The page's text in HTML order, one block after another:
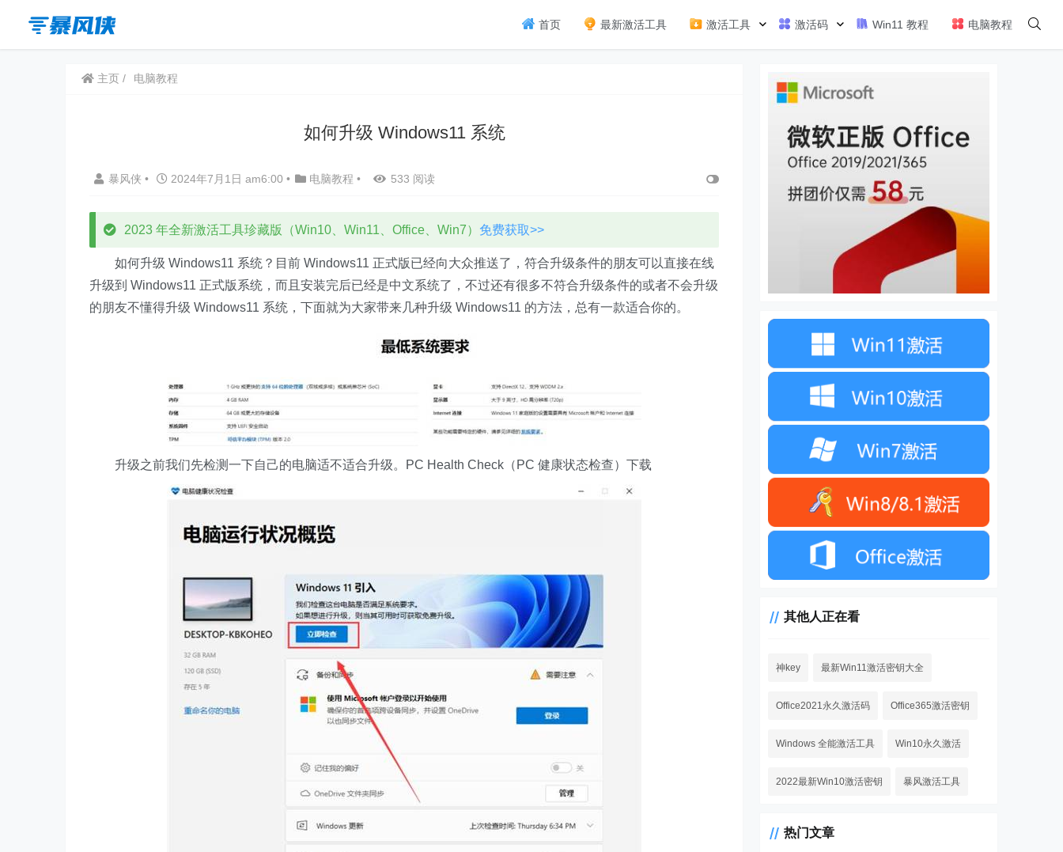
首页 最新激活工具 激活工具 激活码 Win11 教程 电脑教程
主页 电脑教程
如何升级 Windows11 系统
暴风侠 • 2024年7月1日 am6:00 • 电脑教程 • 533 阅读
2023 年全新激活工具珍藏版（Win10、Win11、Office、Win7） 免费获取>>
如何升级 Windows11 系统？目前 Windows11 正式版已经向大众推送了，符合升级条件的朋友可以直接在线
升级到 Windows11 正式版系统，而且安装完后已经是中文系统了，不过还有很多不符合升级条件的或者不会升级
的朋友不懂得升级 Windows11 系统，下面就为大家带来几种升级 Windows11 的方法，总有一款适合你的。
升级之前我们先检测一下自己的电脑适不适合升级。PC Health Check（PC 健康状态检查）下载
其他人正在看
神key 最新Win11激活密钥大全
Office2021永久激活码 Office365激活密钥
Windows 全能激活工具 Win10永久激活
2022最新Win10激活密钥 暴风激活工具
热门文章